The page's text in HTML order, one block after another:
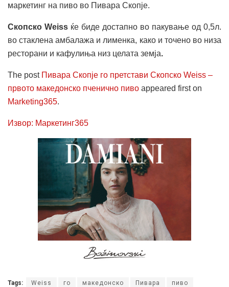
маркетинг на пиво во Пивара Скопје.
Скопско Weiss ќе биде достапно во пакување од 0,5л.
во стаклена амбалажа и лименка, како и точено во низа
ресторани и кафулиња низ целата земја.
The post Пиварa Скопје го претстави Скопско Weiss –
првото македонско пченично пиво appeared first on
Marketing365.
Извор: Маркетинг365
Tags: Weiss го македонско Пиварa пиво